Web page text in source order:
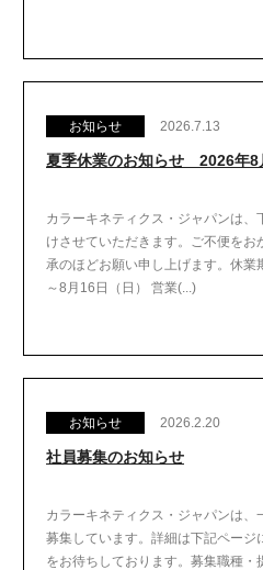
お知らせ 2026.7.13
夏季休業のお知らせ 2026年8
カラーキネティクス・ジャパンは、
けさせていただきます。ご不便をお
承のほどお願い申し上げます。休
～8月16日（日） 営業(...)
お知らせ 2026.2.20
社員募集のお知らせ
カラーキネティクス・ジャパンは、
募集しています。詳細は下記ページ
をお待ちしております。募集職種・